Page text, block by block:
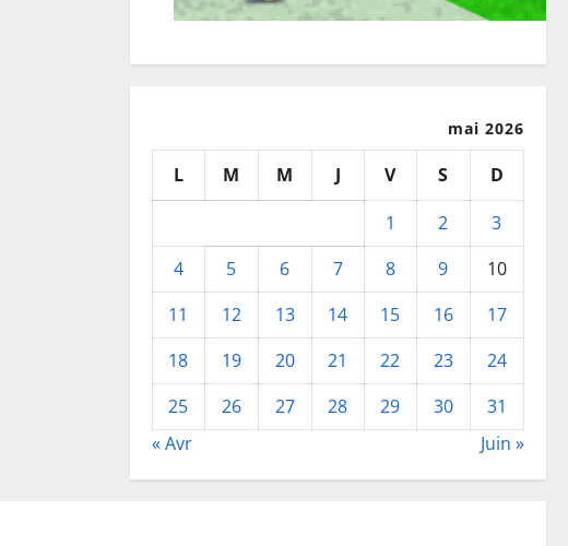
mai 2026
L M M J V S
D
1
2
3
4
5 6 7 8 9
10
11
12 13 14 15 16
17
18
19 20 21 22 23
24
25
26 27 28 29 30
31
« Avr
Juin »